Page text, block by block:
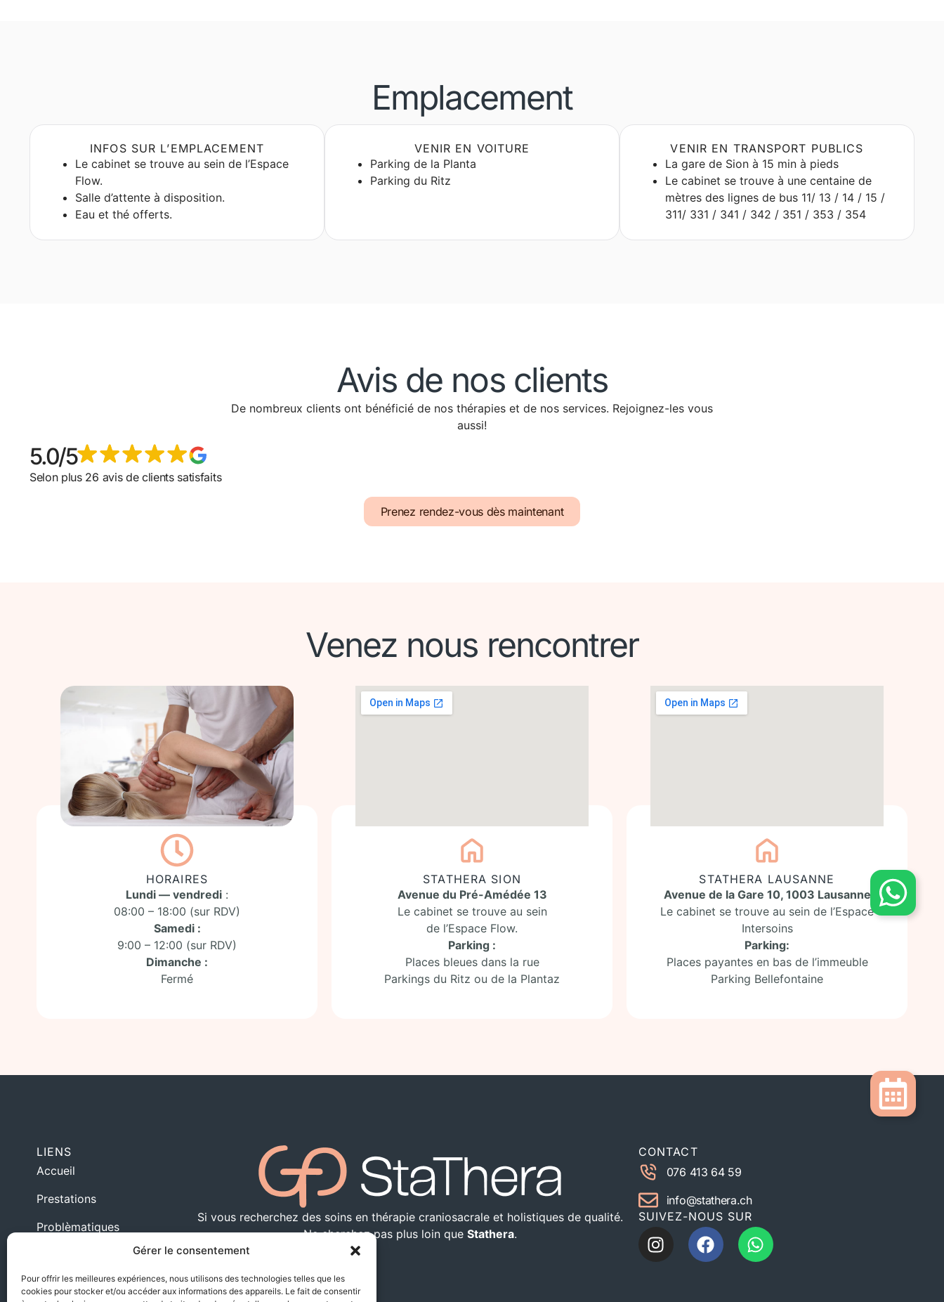
Gérer le consentement
Pour offrir les meilleures expériences, nous utilisons des technologies telles que les
cookies pour stocker et/ou accéder aux informations des appareils. Le fait de consentir
Emplacement
INFOS SUR L’EMPLACEMENT
Le cabinet se trouve au sein de l’Espace
Flow.
Salle d’attente à disposition.
Eau et thé offerts.
VENIR EN VOITURE
Parking de la Planta
Parking du Ritz
VENIR EN TRANSPORT PUBLICS
La gare de Sion à 15 min à pieds
Le cabinet se trouve à une centaine de
mètres des lignes de bus 11/ 13 / 14 / 15 /
311/ 331 / 341 / 342 / 351 / 353 / 354
Avis de nos clients
De nombreux clients ont bénéficié de nos thérapies et de nos services. Rejoignez-les vous
aussi!
5.0/5
Selon plus 26 avis de clients satisfaits
Prenez rendez-vous dès maintenant
Venez nous rencontrer
HORAIRES
Lundi — vendredi :
08:00 – 18:00 (sur RDV)
Samedi :
9:00 – 12:00 (sur RDV)
Dimanche :
Fermé
STATHERA SION
Avenue du Pré-Amédée 13
Le cabinet se trouve au sein
de l’Espace Flow.
Parking :
Places bleues dans la rue
Parkings du Ritz ou de la Plantaz
STATHERA LAUSANNE
Avenue de la Gare 10, 1003 Lausanne
Le cabinet se trouve au sein de l’Espace
Intersoins
Parking:
Places payantes en bas de l’immeuble
Parking Bellefontaine
LIENS
Accueil
Prestations
Problèmatiques
Qui suis-je
Si vous recherchez des soins en thérapie craniosacrale et holistiques de qualité.
Ne cherchez pas plus loin que Stathera.
CONTACT
076 413 64 59
info@stathera.ch
SUIVEZ-NOUS SUR